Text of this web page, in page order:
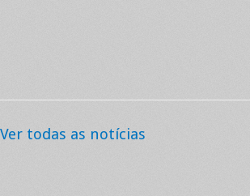
Ver todas as notícias